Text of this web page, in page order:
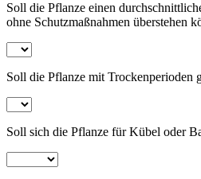
Soll die Pflanze einen
ohne Schutzmaßnahmen überstehen
Soll die Pflanze mit Trockenperioden
Soll sich die Pflanze für Kübel oder